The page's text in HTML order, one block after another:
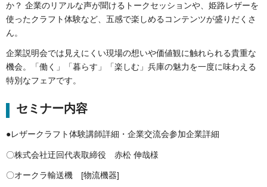
か？ 企業のリアルな声が聞けるトークセッションや、姫路レザーを
使ったクラフト体験など、五感で楽しめるコンテンツが盛りだくさ
ん。
企業説明会では見えにくい現場の想いや価値観に触れられる貴重な
機会。「働く」「暮らす」「楽しむ」兵庫の魅力を一度に味わえる
特別なフェアです。
セミナー内容
●レザークラフト体験講師詳細・企業交流会参加企業詳細
〇株式会社迂回代表取締役 赤松 伸哉様
〇オークラ輸送機 [物流機器]